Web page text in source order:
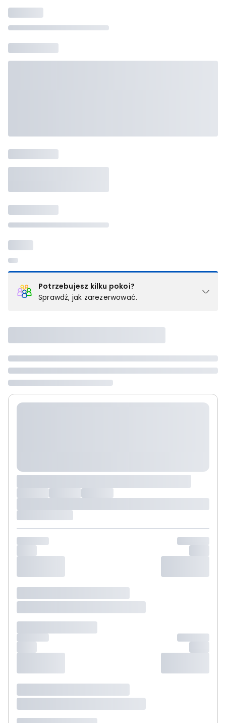
Potrzebujesz kilku pokoi?
Sprawdź, jak zarezerwować.
pokoju (lub apartamencie, willi itd.). Wybierz jedną z ofert z listy
i zarezerwuj ją. Zrób oddzielne rezerwacje dla każdego
kolejnego pokoju lubskontaktuj się z nami,by złożyć
zamówienie u naszego doradcy.
Maksymalna liczba uczestników
maksymalny limit dla 1 pokoju.